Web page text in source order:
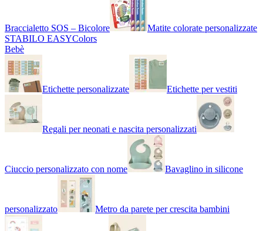
Braccialetto SOS – Bicolore
Matite colorate personalizzate
STABILO EASYColors
Bebè
Etichette personalizzate Etichette per vestiti
Regali per neonati e nascita personalizzati
Ciuccio personalizzato con nome Bavaglino in silicone
personalizzato Metro da parete per crescita bambini